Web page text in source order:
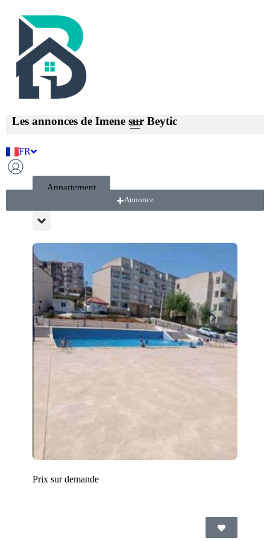
FR
AR
Annonce
Les annonces de Imene sur Beytic
Appartement
Prix sur demande
Utilisateur
Imene